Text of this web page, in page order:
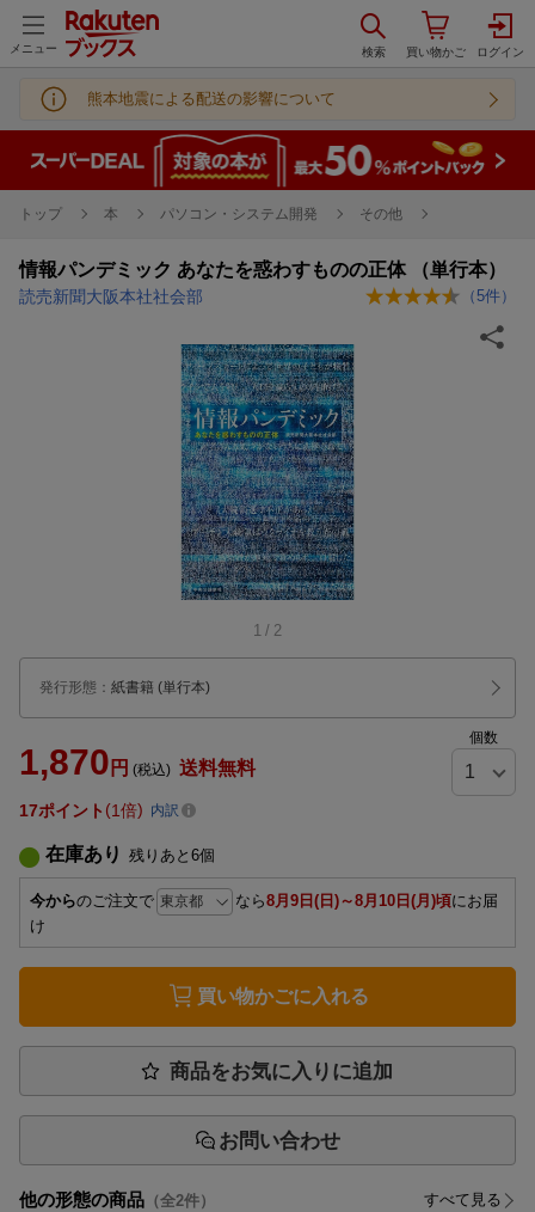
メニュー
熊本地震による配送の影響について
トップ 本 パソコン・システム開発 その他
情報パンデミック あなたを惑わすものの正体 （単行本）
読売新聞大阪本社社会部 （5件）
1 / 2
発行形態 ： 紙書籍 (単行本)
1,870 円 (税込) 送料無料
個数
17ポイント 1倍 内訳
在庫あり 残りあと 6個
今からのご注文で なら8月9日(日)～8月10日(月)頃にお届
け
買い物かごに入れる
商品をお気に入りに追加
お問い合わせ
他の形態の商品 （全2件） すべて見る